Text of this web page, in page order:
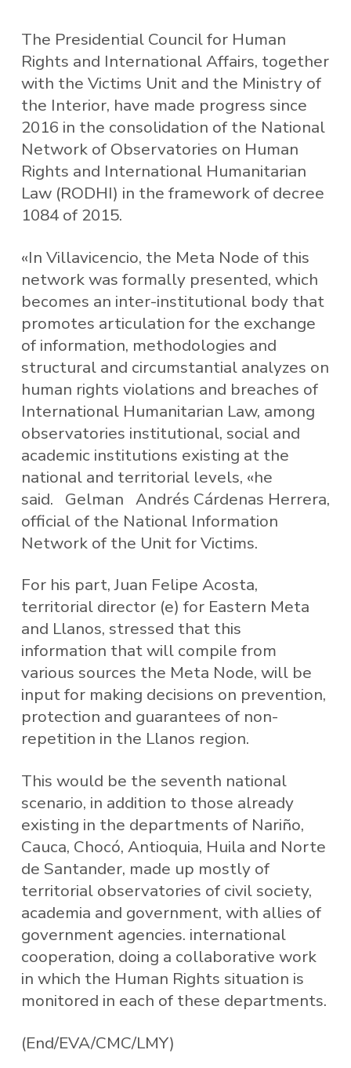
The Presidential Council for Human
Rights and International Affairs, together
with the Victims Unit and the Ministry of
the Interior, have made progress since
2016 in the consolidation of the National
Network of Observatories on Human
Rights and International Humanitarian
Law (RODHI) in the framework of decree
1084 of 2015.
«In Villavicencio, the Meta Node of this
network was formally presented, which
becomes an inter-institutional body that
promotes articulation for the exchange
of information, methodologies and
structural and circumstantial analyzes on
human rights violations and breaches of
International Humanitarian Law, among
observatories institutional, social and
academic institutions existing at the
national and territorial levels, «he
said. Gelman Andrés Cárdenas Herrera,
official of the National Information
Network of the Unit for Victims.
For his part, Juan Felipe Acosta,
territorial director (e) for Eastern Meta
and Llanos, stressed that this
information that will compile from
various sources the Meta Node, will be
input for making decisions on prevention,
protection and guarantees of non-
repetition in the Llanos region.
This would be the seventh national
scenario, in addition to those already
existing in the departments of Nariño,
Cauca, Chocó, Antioquia, Huila and Norte
de Santander, made up mostly of
territorial observatories of civil society,
academia and government, with allies of
government agencies. international
cooperation, doing a collaborative work
in which the Human Rights situation is
monitored in each of these departments.
(End/EVA/CMC/LMY)